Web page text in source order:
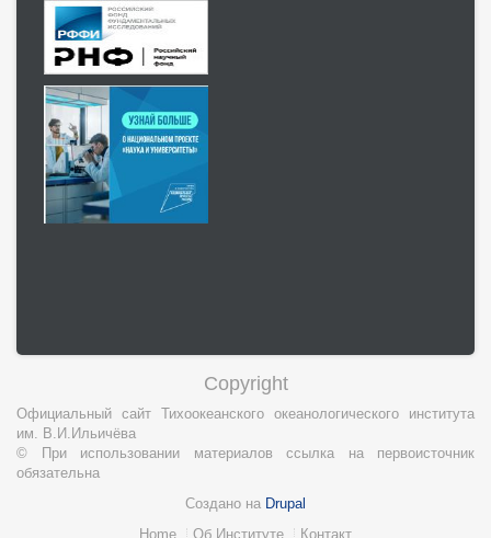
Copyright
Официальный сайт Тихоокеанского океанологического института
им. В.И.Ильичёва
© При использовании материалов ссылка на первоисточник
обязательна
Создано на Drupal
Home Об Институте Контакт